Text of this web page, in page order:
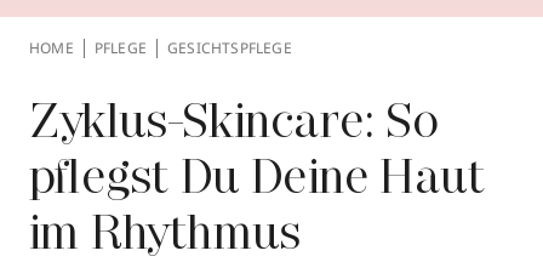
Behandlungen
Über YBPN
Aktionen
Storefinder
HOME PFLEGE GESICHTSPFLEGE
Zyklus-Skincare: So
pflegst Du Deine Haut
im Rhythmus